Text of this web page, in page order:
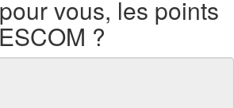
vous, les points
?